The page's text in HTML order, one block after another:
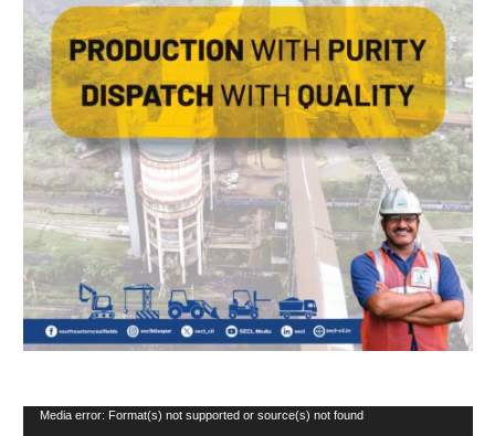
Video
Media error: Format(s) not supported or source(s) not found